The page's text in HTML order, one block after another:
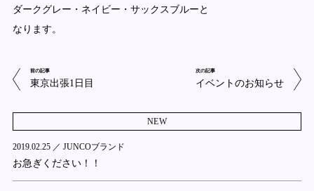
ダークグレー・ネイビー・サックスブルーと
なります。
前の記事
東京出張1日目
次の記事
イベントのお知らせ
NEW
2019.02.25 ／ JUNCOブランド
お急ぎください！！